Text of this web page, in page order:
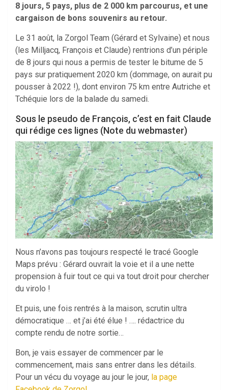
8 jours, 5 pays, plus de 2 000 km parcourus, et une
cargaison de bons souvenirs au retour.
Le 31 août, la Zorgol Team (Gérard et Sylvaine) et nous
(les Milljacq, François et Claude) rentrions d’un périple
de 8 jours qui nous a permis de tester le bitume de 5
pays sur pratiquement 2020 km (dommage, on aurait pu
pousser à 2022 !), dont environ 75 km entre Autriche et
Tchéquie lors de la balade du samedi.
Sous le pseudo de François, c’est en fait Claude
qui rédige ces lignes (Note du webmaster)
Nous n’avons pas toujours respecté le tracé Google
Maps prévu : Gérard ouvrait la voie et il a une nette
propension à fuir tout ce qui va tout droit pour chercher
du virolo !
Et puis, une fois rentrés à la maison, scrutin ultra
démocratique … et j’ai été élue ! …. rédactrice du
compte rendu de notre sortie…
Bon, je vais essayer de commencer par le
commencement, mais sans entrer dans les détails.
Pour un vécu du voyage au jour le jour, la page